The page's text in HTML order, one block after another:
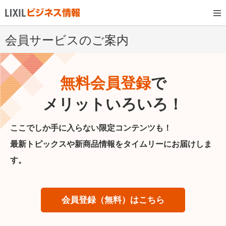
会員サービスのご案内
無料会員登録で
メリットいろいろ！
ここでしか手に入らない限定コンテンツも！
最新トピックスや新商品情報をタイムリーにお届けしま
す。
会員登録（無料）はこちら